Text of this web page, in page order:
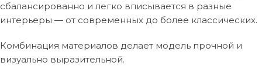
сбалансированно и легко вписывается в разные
интерьеры — от современных до более классических.
Комбинация материалов делает модель прочной и
визуально выразительной.